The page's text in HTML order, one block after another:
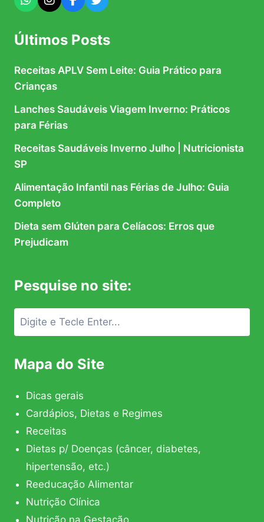
Últimos Posts
Receitas APLV Sem Leite: Guia Prático para
Crianças
Lanches Saudáveis Viagem Inverno: Práticos
para Férias
Receitas Saudáveis Inverno Julho | Nutricionista
SP
Alimentação Infantil nas Férias de Julho: Guia
Completo
Dieta sem Glúten para Celíacos: Erros que
Prejudicam
Pesquise no site:
Mapa do Site
Dicas gerais
Cardápios, Dietas e Regimes
Receitas
Dietas p/ Doenças (câncer, diabetes,
hipertensão, etc.)
Reeducação Alimentar
Nutrição Clínica
Nutrição na Gestação